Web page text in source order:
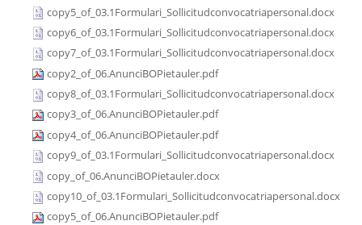
copy5_of_03.1Formulari_Sollicitudconvocatriapersonal.docx
copy6_of_03.1Formulari_Sollicitudconvocatriapersonal.docx
copy7_of_03.1Formulari_Sollicitudconvocatriapersonal.docx
copy2_of_06.AnunciBOPietauler.pdf
copy8_of_03.1Formulari_Sollicitudconvocatriapersonal.docx
copy3_of_06.AnunciBOPietauler.pdf
copy4_of_06.AnunciBOPietauler.pdf
copy9_of_03.1Formulari_Sollicitudconvocatriapersonal.docx
copy_of_06.AnunciBOPietauler.docx
copy10_of_03.1Formulari_Sollicitudconvocatriapersonal.docx
copy5_of_06.AnunciBOPietauler.pdf